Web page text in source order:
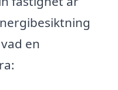
en